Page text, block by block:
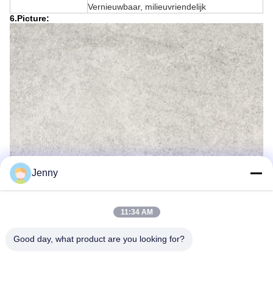
Vernieuwbaar, milieuvriendelijk
6.Picture:
Jenny
11:34 AM
Good day, what product are you looking for?